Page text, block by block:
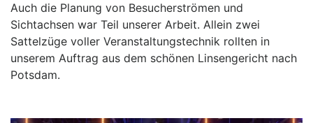
Auch die Planung von Besucherströmen und
Sichtachsen war Teil unserer Arbeit. Allein zwei
Sattelzüge voller Veranstaltungstechnik rollten in
unserem Auftrag aus dem schönen Linsengericht nach
Potsdam.